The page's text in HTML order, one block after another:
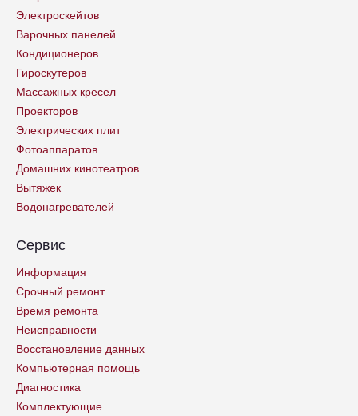
Электроскейтов
Варочных панелей
Кондиционеров
Гироскутеров
Массажных кресел
Проекторов
Электрических плит
Фотоаппаратов
Домашних кинотеатров
Вытяжек
Водонагревателей
Сервис
Информация
Срочный ремонт
Время ремонта
Неисправности
Восстановление данных
Компьютерная помощь
Диагностика
Комплектующие